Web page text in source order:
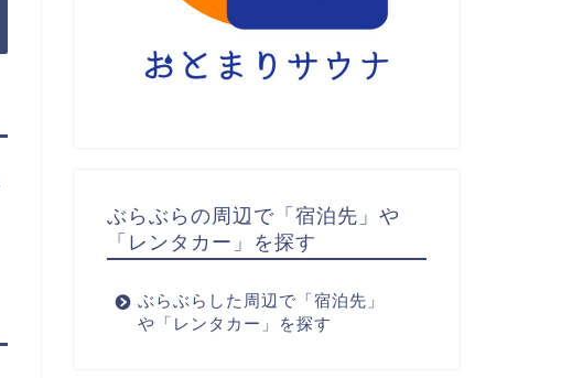
ぶらぶらの周辺で「宿泊先」や
「レンタカー」を探す
ぶらぶらした周辺で「宿泊先」
や「レンタカー」を探す